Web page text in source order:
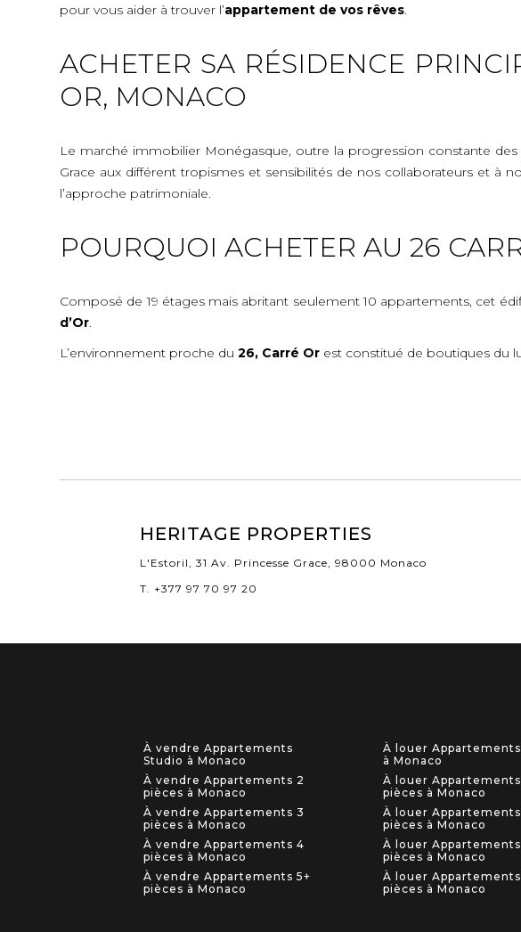
pour vous aider à trouver l’appartement de vos rêves.
ACHETER SA RÉSIDENCE
OR, MONACO
Le marché immobilier Monégasque, outre la progression constante
Grace aux différent tropismes et sensibilités de nos collaborateurs et à
l’approche patrimoniale.
POURQUOI ACHETER AU 26
Composé de 19 étages mais abritant seulement 10 appartements, cet
d’Or.
L’environnement proche du26, Carré Or est constitué de boutiques du
HERITAGE PROPERTIES
L'Estoril, 31 Av. Princesse Grace, 98000 Monaco
T. +377 97 70 97 20
À vendre Appartements
Studio à Monaco
À vendre Appartements 2
pièces à Monaco
À vendre Appartements 3
pièces à Monaco
À vendre Appartements 4
pièces à Monaco
À vendre Appartements 5+
pièces à Monaco
À louer
à Monaco
À louer
pièces à Monaco
À louer
pièces à Monaco
À louer
pièces à Monaco
À louer Appartements
pièces à Monaco